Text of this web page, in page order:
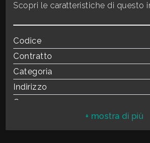
Scopri le caratteristiche di questo
Codice
Contratto
Categoria
Indirizzo
Comune
Mq calpestabili
5
5+